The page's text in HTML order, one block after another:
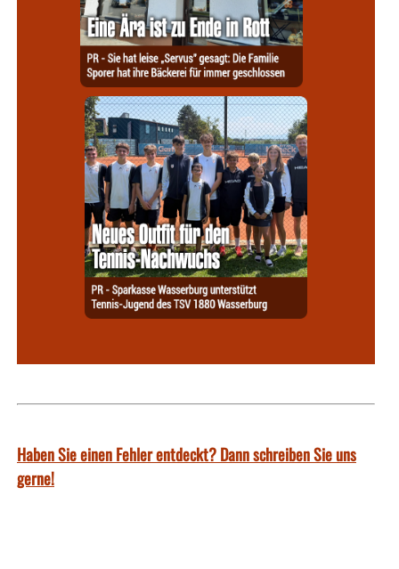
Haben Sie einen Fehler entdeckt? Dann schreiben Sie uns
gerne!